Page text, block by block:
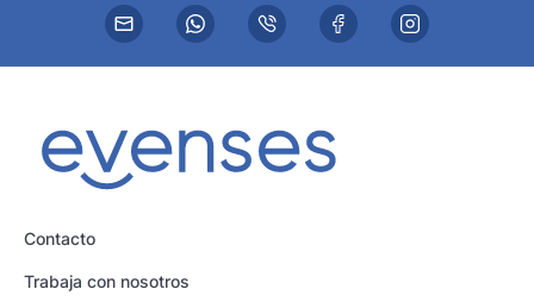
Contacto
Trabaja con nosotros